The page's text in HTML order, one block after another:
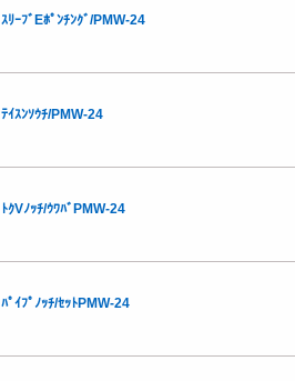
ｽﾘｰﾌﾞEﾎﾟﾝﾁﾝｸﾞ/PMW-24
ﾃｲｽﾝｿｳﾁ/PMW-24
ﾄｸVﾉｯﾁ/ｳﾜﾊﾞPMW-24
ﾊﾟｲﾌﾟﾉｯﾁ/ｾｯﾄPMW-24